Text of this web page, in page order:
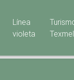
Línea
violeta